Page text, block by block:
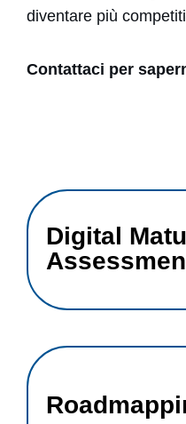
diventare più
Contattaci per
Digital